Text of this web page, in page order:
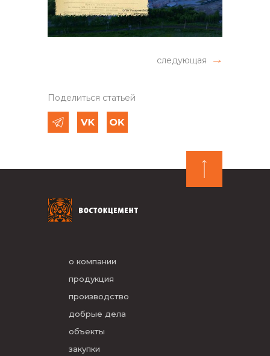
следующая
Поделиться статьей
о компании
продукция
производство
добрые дела
объекты
закупки